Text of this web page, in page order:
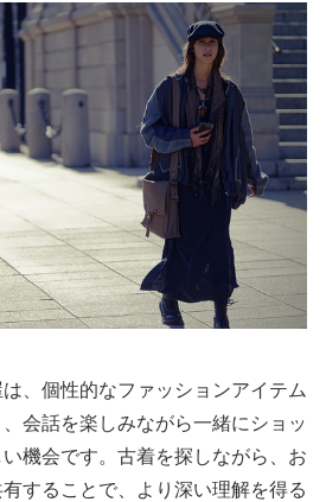
、個性的なファッションアイテム
会話を楽しみながら一緒にショッ
機会です。古着を探しながら、お
することで、より深い理解を得る